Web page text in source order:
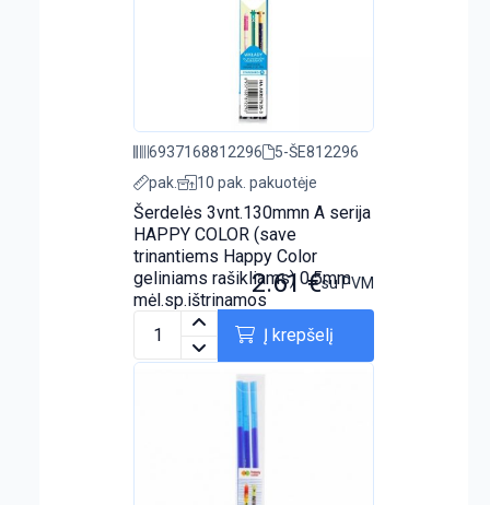
6937168812296
5-ŠE812296
pak.
10 pak. pakuotėje
Šerdelės 3vnt.130mmn A serija
HAPPY COLOR (save
trinantiems Happy Color
geliniams rašikliams) 0.5mm
mėl.sp.ištrinamos
2.61€su PVM
Į krepšelį